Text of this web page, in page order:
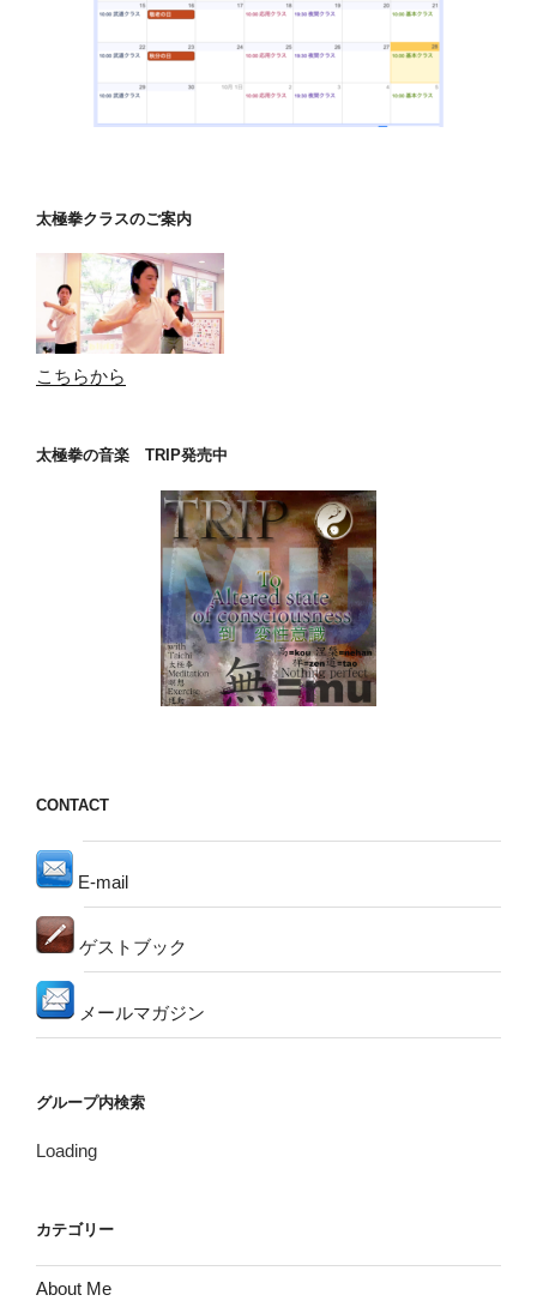
太極拳クラスのご案内
こちらから
太極拳の音楽 TRIP発売中
CONTACT
E-mail
ゲストブック
メールマガジン
グループ内検索
Loading
カテゴリー
About Me